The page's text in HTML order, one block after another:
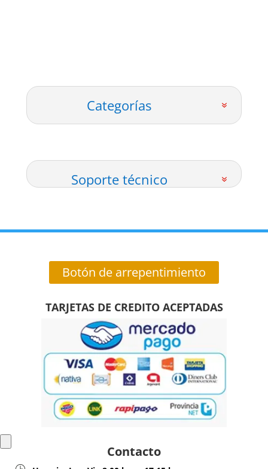
Categorías
Soporte técnico
Botón de arrepentimiento
TARJETAS DE CREDITO ACEPTADAS
Contacto